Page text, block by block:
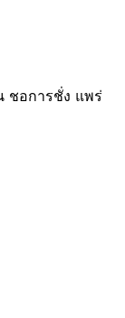
ชอการชั่ง แพร่